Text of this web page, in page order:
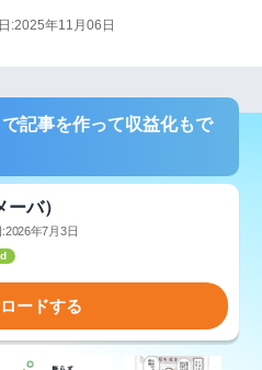
:2025年11月06日
記事を作って収益化もで
バ）
年7月3日
ードする